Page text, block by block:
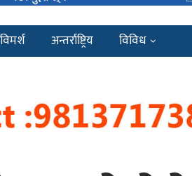
अन्तर्राष्ट्रिय
विविध